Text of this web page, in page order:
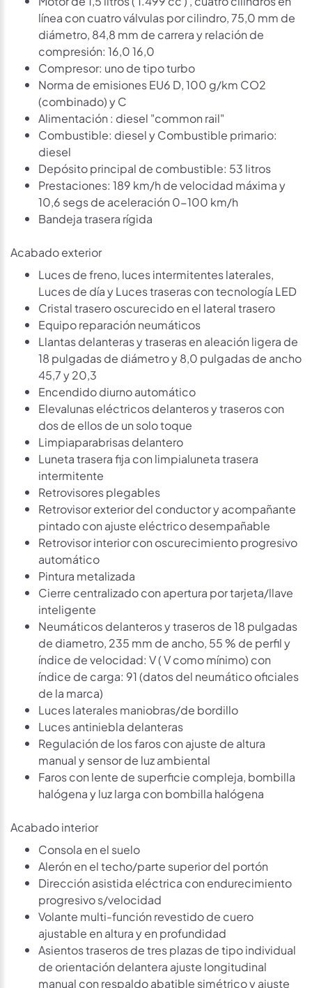
línea con cuatro válvulas por cilindro, 75,0 mm de
diámetro, 84,8 mm de carrera y relación de
compresión: 16,0 16,0
Compresor: uno de tipo turbo
Norma de emisiones EU6 D, 100 g/km CO2
(combinado) y C
Alimentación : diesel "common rail"
Combustible: diesel y Combustible primario:
diesel
Depósito principal de combustible: 53 litros
Prestaciones: 189 km/h de velocidad máxima y
10,6 segs de aceleración 0-100 km/h
Bandeja trasera rígida
Acabado exterior
Luces de freno, luces intermitentes laterales,
Luces de día y Luces traseras con tecnología LED
Cristal trasero oscurecido en el lateral trasero
Equipo reparación neumáticos
Llantas delanteras y traseras en aleación ligera de
18 pulgadas de diámetro y 8,0 pulgadas de ancho
45,7 y 20,3
Encendido diurno automático
Elevalunas eléctricos delanteros y traseros con
dos de ellos de un solo toque
Limpiaparabrisas delantero
Luneta trasera fija con limpialuneta trasera
intermitente
Retrovisores plegables
Retrovisor exterior del conductor y acompañante
pintado con ajuste eléctrico desempañable
Retrovisor interior con oscurecimiento progresivo
automático
Pintura metalizada
Cierre centralizado con apertura por tarjeta/llave
inteligente
Neumáticos delanteros y traseros de 18 pulgadas
de diametro, 235 mm de ancho, 55 % de perfil y
índice de velocidad: V ( V como mínimo) con
índice de carga: 91 (datos del neumático oficiales
de la marca)
Luces laterales maniobras/de bordillo
Luces antiniebla delanteras
Regulación de los faros con ajuste de altura
manual y sensor de luz ambiental
Faros con lente de superficie compleja, bombilla
halógena y luz larga con bombilla halógena
Acabado interior
Consola en el suelo
Alerón en el techo/parte superior del portón
Dirección asistida eléctrica con endurecimiento
progresivo s/velocidad
Volante multi-función revestido de cuero
ajustable en altura y en profundidad
Asientos traseros de tres plazas de tipo individual
de orientación delantera ajuste longitudinal
manual con respaldo abatible simétrico y ajuste